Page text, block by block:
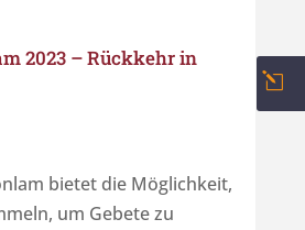
2023 – Rückkehr in
bietet die Möglichkeit,
um Gebete zu
l